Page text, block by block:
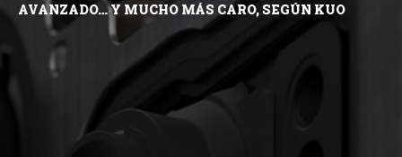
AVANZADO… Y MUCHO MÁS CARO, SEGÚN KUO